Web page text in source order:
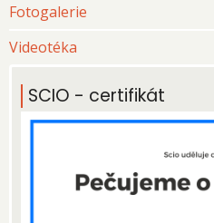
Fotogalerie
Videotéka
SCIO - certifikát